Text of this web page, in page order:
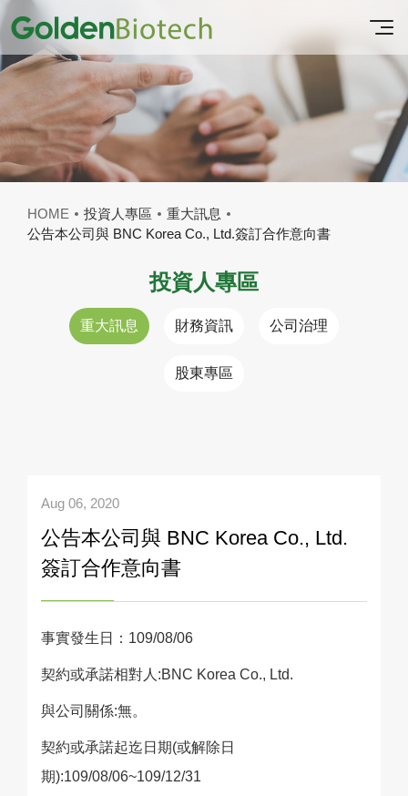
HOME 投資人專區
重大訊息
公告本公司與 BNC Korea Co., Ltd.簽訂合作意向書
投資人專區
重大訊息 財務資訊 公司治理
股東專區
Aug 06, 2020
公告本公司與 BNC Korea Co., Ltd.
簽訂合作意向書
事實發生日：109/08/06
契約或承諾相對人:BNC Korea Co., Ltd.
與公司關係:無。
契約或承諾起迄日期(或解除日
期):109/08/06~109/12/31